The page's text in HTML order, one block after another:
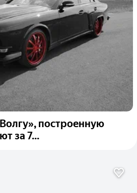
построенную
за 7...